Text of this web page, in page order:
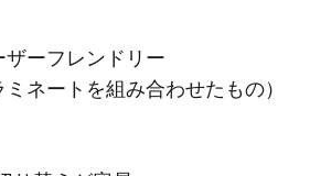
ーフレンドリー
ネートを組み合わせたもの）